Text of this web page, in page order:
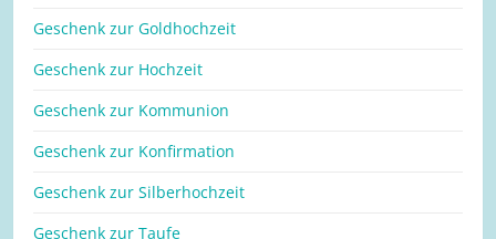
Geschenk zur Goldhochzeit
Geschenk zur Hochzeit
Geschenk zur Kommunion
Geschenk zur Konfirmation
Geschenk zur Silberhochzeit
Geschenk zur Taufe